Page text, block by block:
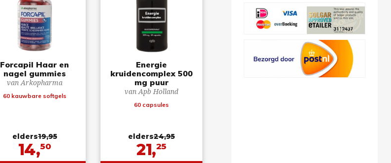
Forcapil Haar en
nagel gummies
van Arkopharma
60 kauwbare softgels
elders19,95
14,50
Energie
kruidencomplex 500
mg puur
van Apb Holland
60 capsules
elders24,95
21,25